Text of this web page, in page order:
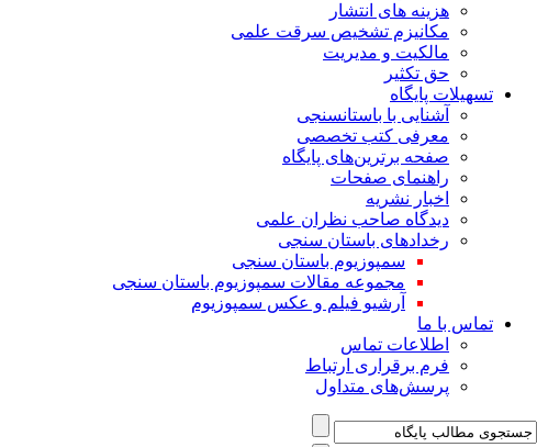
هزینه های انتشار
ﻣﮑﺎﻧﯿﺰم ﺗﺸﺨﯿﺺ ﺳﺮﻗﺖ ﻋﻠﻤﯽ
مالکیت و مدیریت
حق تکثیر
تسهیلات پایگاه
آشنایی با باستانسنجی
معرفی کتب تخصصی
صفحه برترین‌های پایگاه
راهنمای صفحات
اخبار نشریه
دیدگاه صاحب نظران علمی
رخدادهای باستان سنجی
سمپوزیوم باستان سنجی
مجموعه مقالات سمپوزیوم باستان سنجی
آرشیو فیلم و عکس سمپوزیوم
تماس با ما
اطلاعات تماس
فرم برقراری ارتباط
پرسش‌های متداول